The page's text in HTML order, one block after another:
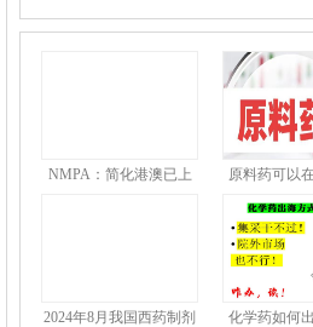
新中成药临床批件对外 括在审和已上
NMPA：简化港澳已上
原料药可以
吗
2024年8月我国西药制剂
化学药如何